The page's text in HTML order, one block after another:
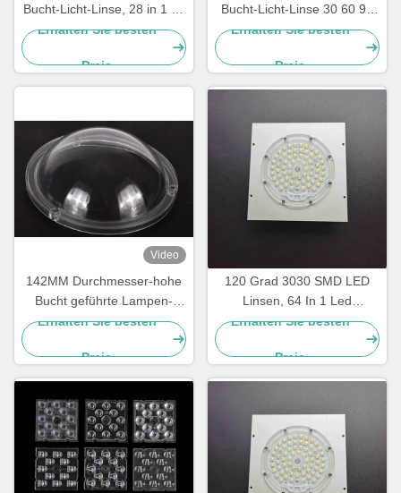
Bucht-Licht-Linse, 28 in 1 30
Grad geführter Linse
Erhalten Sie besten
Preis
Bucht-Licht-Linse 30 60 90
Grad-Öffnungswinkel für
Erhalten Sie besten
Preis
Video
142MM Durchmesser-hohe
Bucht geführte Lampen-
Linse transparente Plastik-
Tranmittance
Erhalten Sie besten
Preis
120 Grad 3030 SMD LED
Linsen, 64 In 1 Led
Kollimator Linsen für
Erhalten Sie besten
Preis